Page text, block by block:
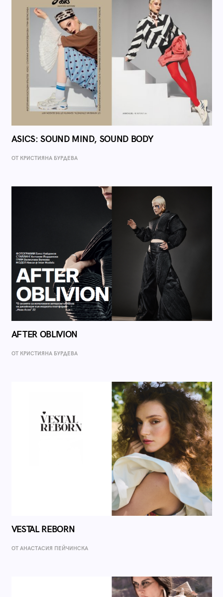
ASICS: SOUND MIND, SOUND BODY
ОТ КРИСТИЯНА БУРДЕВА
AFTER OBLIVION
ОТ КРИСТИЯНА БУРДЕВА
VESTAL REBORN
ОТ AНАСТАСИЯ ПЕЙЧИНСКА